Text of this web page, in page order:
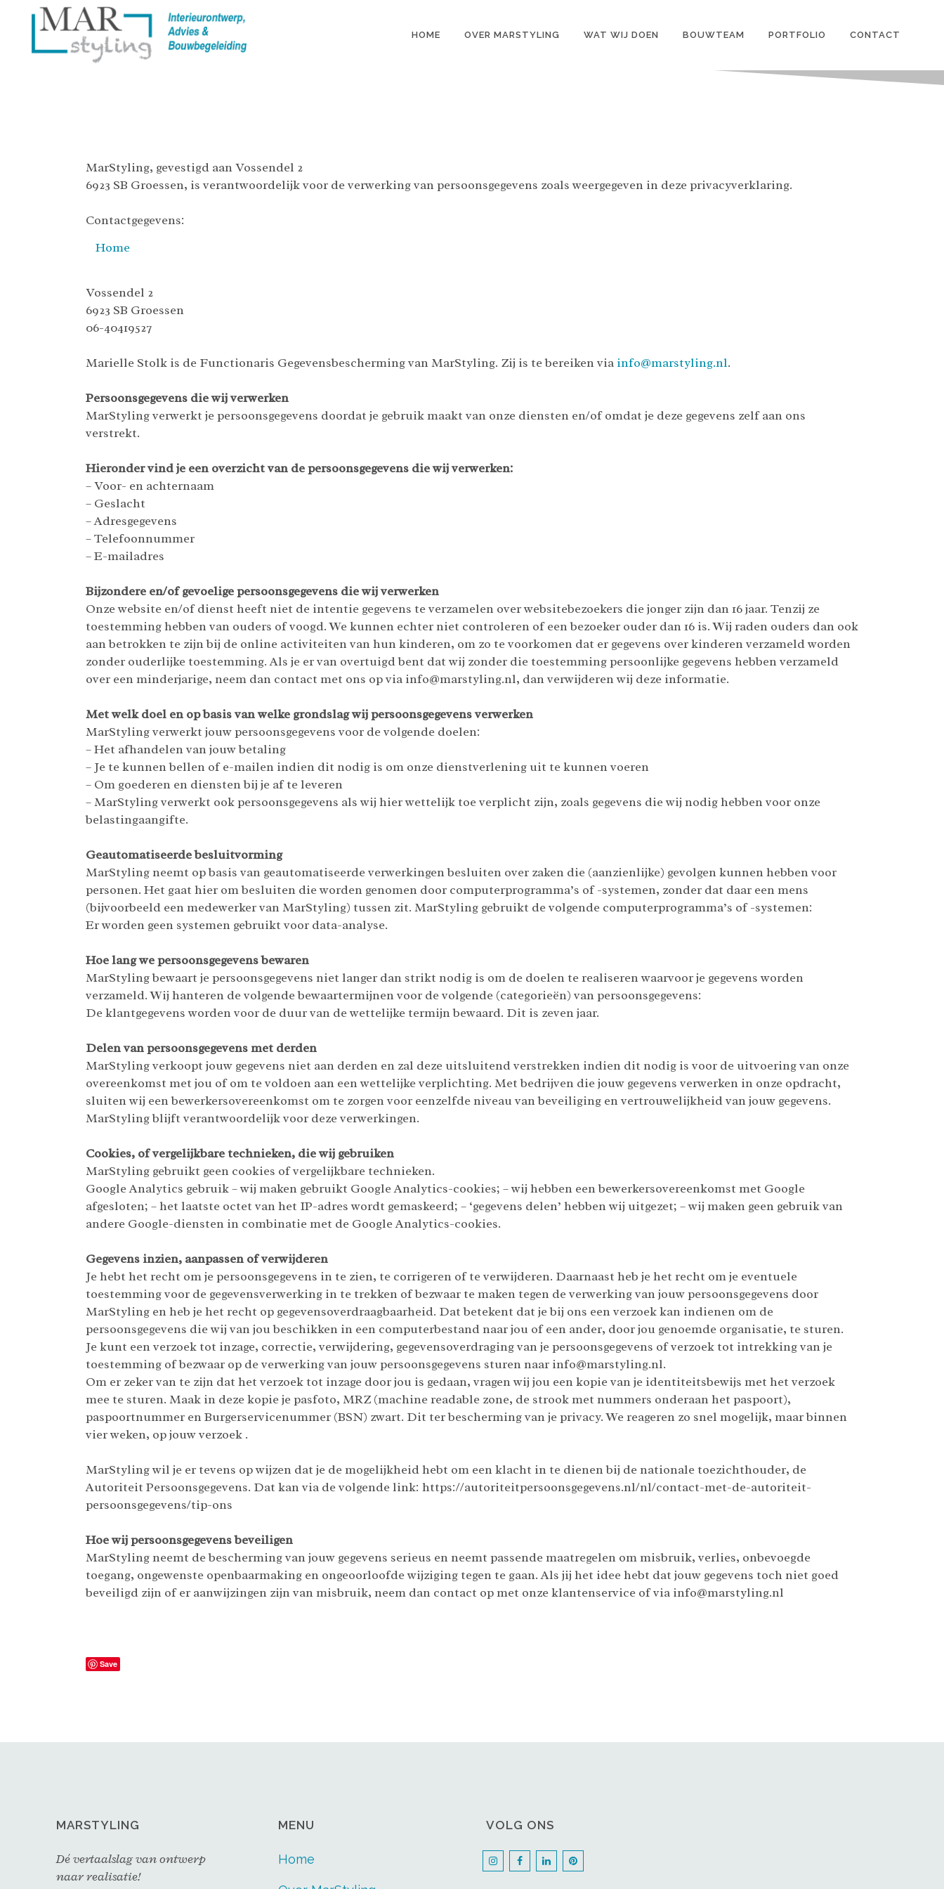
HOME OVER MARSTYLING WAT WIJ DOEN BOUWTEAM PORTFOLIO CONTACT
MarStyling, gevestigd aan Vossendel 2
6923 SB Groessen, is verantwoordelijk voor de verwerking van persoonsgegevens zoals weergegeven in deze privacyverklaring.
Contactgegevens:
Home
Vossendel 2
6923 SB Groessen
06-40419527
Marielle Stolk is de Functionaris Gegevensbescherming van MarStyling. Zij is te bereiken via info@marstyling.nl.
Persoonsgegevens die wij verwerken
MarStyling verwerkt je persoonsgegevens doordat je gebruik maakt van onze diensten en/of omdat je deze gegevens zelf aan ons
verstrekt.
Hieronder vind je een overzicht van de persoonsgegevens die wij verwerken:
– Voor- en achternaam
– Geslacht
– Adresgegevens
– Telefoonnummer
– E-mailadres
Bijzondere en/of gevoelige persoonsgegevens die wij verwerken
Onze website en/of dienst heeft niet de intentie gegevens te verzamelen over websitebezoekers die jonger zijn dan 16 jaar. Tenzij ze
toestemming hebben van ouders of voogd. We kunnen echter niet controleren of een bezoeker ouder dan 16 is. Wij raden ouders dan ook
aan betrokken te zijn bij de online activiteiten van hun kinderen, om zo te voorkomen dat er gegevens over kinderen verzameld worden
zonder ouderlijke toestemming. Als je er van overtuigd bent dat wij zonder die toestemming persoonlijke gegevens hebben verzameld
over een minderjarige, neem dan contact met ons op via info@marstyling.nl, dan verwijderen wij deze informatie.
Met welk doel en op basis van welke grondslag wij persoonsgegevens verwerken
MarStyling verwerkt jouw persoonsgegevens voor de volgende doelen:
– Het afhandelen van jouw betaling
– Je te kunnen bellen of e-mailen indien dit nodig is om onze dienstverlening uit te kunnen voeren
– Om goederen en diensten bij je af te leveren
– MarStyling verwerkt ook persoonsgegevens als wij hier wettelijk toe verplicht zijn, zoals gegevens die wij nodig hebben voor onze
belastingaangifte.
Geautomatiseerde besluitvorming
MarStyling neemt op basis van geautomatiseerde verwerkingen besluiten over zaken die (aanzienlijke) gevolgen kunnen hebben voor
personen. Het gaat hier om besluiten die worden genomen door computerprogramma’s of -systemen, zonder dat daar een mens
(bijvoorbeeld een medewerker van MarStyling) tussen zit. MarStyling gebruikt de volgende computerprogramma’s of -systemen:
Er worden geen systemen gebruikt voor data-analyse.
Hoe lang we persoonsgegevens bewaren
MarStyling bewaart je persoonsgegevens niet langer dan strikt nodig is om de doelen te realiseren waarvoor je gegevens worden
verzameld. Wij hanteren de volgende bewaartermijnen voor de volgende (categorieën) van persoonsgegevens:
De klantgegevens worden voor de duur van de wettelijke termijn bewaard. Dit is zeven jaar.
Delen van persoonsgegevens met derden
MarStyling verkoopt jouw gegevens niet aan derden en zal deze uitsluitend verstrekken indien dit nodig is voor de uitvoering van onze
overeenkomst met jou of om te voldoen aan een wettelijke verplichting. Met bedrijven die jouw gegevens verwerken in onze opdracht,
sluiten wij een bewerkersovereenkomst om te zorgen voor eenzelfde niveau van beveiliging en vertrouwelijkheid van jouw gegevens.
MarStyling blijft verantwoordelijk voor deze verwerkingen.
Cookies, of vergelijkbare technieken, die wij gebruiken
MarStyling gebruikt geen cookies of vergelijkbare technieken.
Google Analytics gebruik – wij maken gebruikt Google Analytics-cookies; – wij hebben een bewerkersovereenkomst met Google
afgesloten; – het laatste octet van het IP-adres wordt gemaskeerd; – ‘gegevens delen’ hebben wij uitgezet; – wij maken geen gebruik van
andere Google-diensten in combinatie met de Google Analytics-cookies.
Gegevens inzien, aanpassen of verwijderen
Je hebt het recht om je persoonsgegevens in te zien, te corrigeren of te verwijderen. Daarnaast heb je het recht om je eventuele
toestemming voor de gegevensverwerking in te trekken of bezwaar te maken tegen de verwerking van jouw persoonsgegevens door
MarStyling en heb je het recht op gegevensoverdraagbaarheid. Dat betekent dat je bij ons een verzoek kan indienen om de
persoonsgegevens die wij van jou beschikken in een computerbestand naar jou of een ander, door jou genoemde organisatie, te sturen.
Je kunt een verzoek tot inzage, correctie, verwijdering, gegevensoverdraging van je persoonsgegevens of verzoek tot intrekking van je
toestemming of bezwaar op de verwerking van jouw persoonsgegevens sturen naar info@marstyling.nl.
Om er zeker van te zijn dat het verzoek tot inzage door jou is gedaan, vragen wij jou een kopie van je identiteitsbewijs met het verzoek
mee te sturen. Maak in deze kopie je pasfoto, MRZ (machine readable zone, de strook met nummers onderaan het paspoort),
paspoortnummer en Burgerservicenummer (BSN) zwart. Dit ter bescherming van je privacy. We reageren zo snel mogelijk, maar binnen
vier weken, op jouw verzoek .
MarStyling wil je er tevens op wijzen dat je de mogelijkheid hebt om een klacht in te dienen bij de nationale toezichthouder, de
Autoriteit Persoonsgegevens. Dat kan via de volgende link: https://autoriteitpersoonsgegevens.nl/nl/contact-met-de-autoriteit-
persoonsgegevens/tip-ons
Hoe wij persoonsgegevens beveiligen
MarStyling neemt de bescherming van jouw gegevens serieus en neemt passende maatregelen om misbruik, verlies, onbevoegde
toegang, ongewenste openbaarmaking en ongeoorloofde wijziging tegen te gaan. Als jij het idee hebt dat jouw gegevens toch niet goed
beveiligd zijn of er aanwijzingen zijn van misbruik, neem dan contact op met onze klantenservice of via info@marstyling.nl
Save
MARSTYLING
Dé vertaalslag van ontwerp
naar realisatie!
MENU
Home
VOLG ONS